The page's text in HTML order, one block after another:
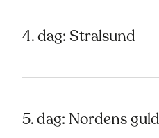
4. dag: Stralsund
5. dag: Nordens